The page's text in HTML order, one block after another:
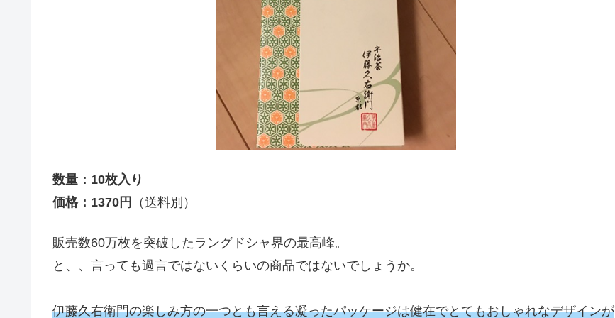
数量：10枚入り
価格：1370円
（送料別）
販売数60万枚を突破したラングドシャ界の最高峰。
と、、言っても過言ではないくらいの商品ではないでしょうか。
伊藤久右衛門の楽しみ方の一つとも言える凝ったパッケージは健在でとてもおしゃれなデザインが